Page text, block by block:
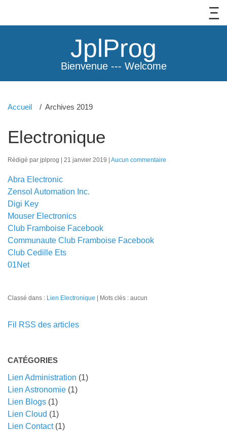
JplProg
Bienvenue --- Welcome
Accueil Archives 2019
Electronique
Rédigé par jplprog 21 janvier 2019 Aucun commentaire
Abra Electronic
Zensol Automation Inc.
Digi Key
Mouser Electronics
Club Framboise Facebook
Communaute Club Framboise Facebook
Club Cedille Ets
01Net
Classé dans : Lien Electronique Mots clés : aucun
Fil RSS des articles
CATÉGORIES
Lien Administration (1)
Lien Astronomie (1)
Lien Blogs (1)
Lien Cloud (1)
Lien Contact(1)